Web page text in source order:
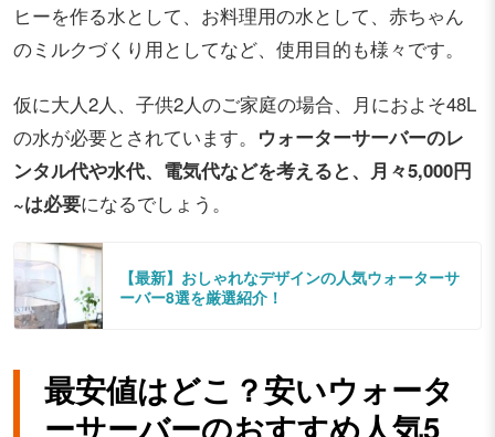
ヒーを作る水として、お料理用の水として、赤ちゃん
のミルクづくり用としてなど、使用目的も様々です。
仮に大人2人、子供2人のご家庭の場合、月におよそ48L
の水が必要とされています。 ウォーターサーバーのレ
ンタル代や水代、電気代などを考えると、月々5,000円
~は必要になるでしょう。
【最新】おしゃれなデザインの人気ウォーターサ
ーバー8選を厳選紹介！
最安値はどこ？安いウォータ
ーサーバーのおすすめ人気5